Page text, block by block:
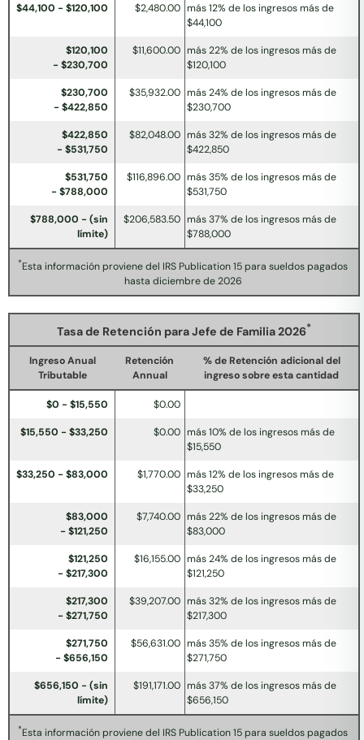
$44,100 - $120,100 $2,480.00 más 12% de los ingresos más de
$44,100
$120,100
- $230,700
$11,600.00 más 22% de los ingresos más de
$120,100
$230,700
- $422,850
$35,932.00 más 24% de los ingresos más de
$230,700
$422,850
- $531,750
$82,048.00 más 32% de los ingresos más de
$422,850
$531,750
- $788,000
$116,896.00 más 35% de los ingresos más de
$531,750
$788,000 - (sin
límite)
$206,583.50 más 37% de los ingresos más de
$788,000
*Esta información proviene del IRS Publication 15 para sueldos pagados
hasta diciembre de 2026
Tasa de Retención para Jefe de Familia 2026*
Ingreso Anual
Tributable
Retención
Annual
% de Retención adicional del
ingreso sobre esta cantidad
$0 - $15,550 $0.00
$15,550 - $33,250 $0.00 más 10% de los ingresos más de
$15,550
$33,250 - $83,000 $1,770.00 más 12% de los ingresos más de
$33,250
$83,000
- $121,250
$7,740.00 más 22% de los ingresos más de
$83,000
$121,250
- $217,300
$16,155.00 más 24% de los ingresos más de
$121,250
$217,300
- $271,750
$39,207.00 más 32% de los ingresos más de
$217,300
$271,750
- $656,150
$56,631.00 más 35% de los ingresos más de
$271,750
$656,150 - (sin
límite)
$191,171.00 más 37% de los ingresos más de
$656,150
*Esta información proviene del IRS Publication 15 para sueldos pagados